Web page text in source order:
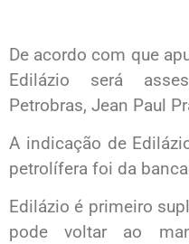
De acordo com que
Edilázio será
Petrobras, Jean Paul
A indicação de
petrolífera foi da
Edilázio é primeiro
pode voltar ao